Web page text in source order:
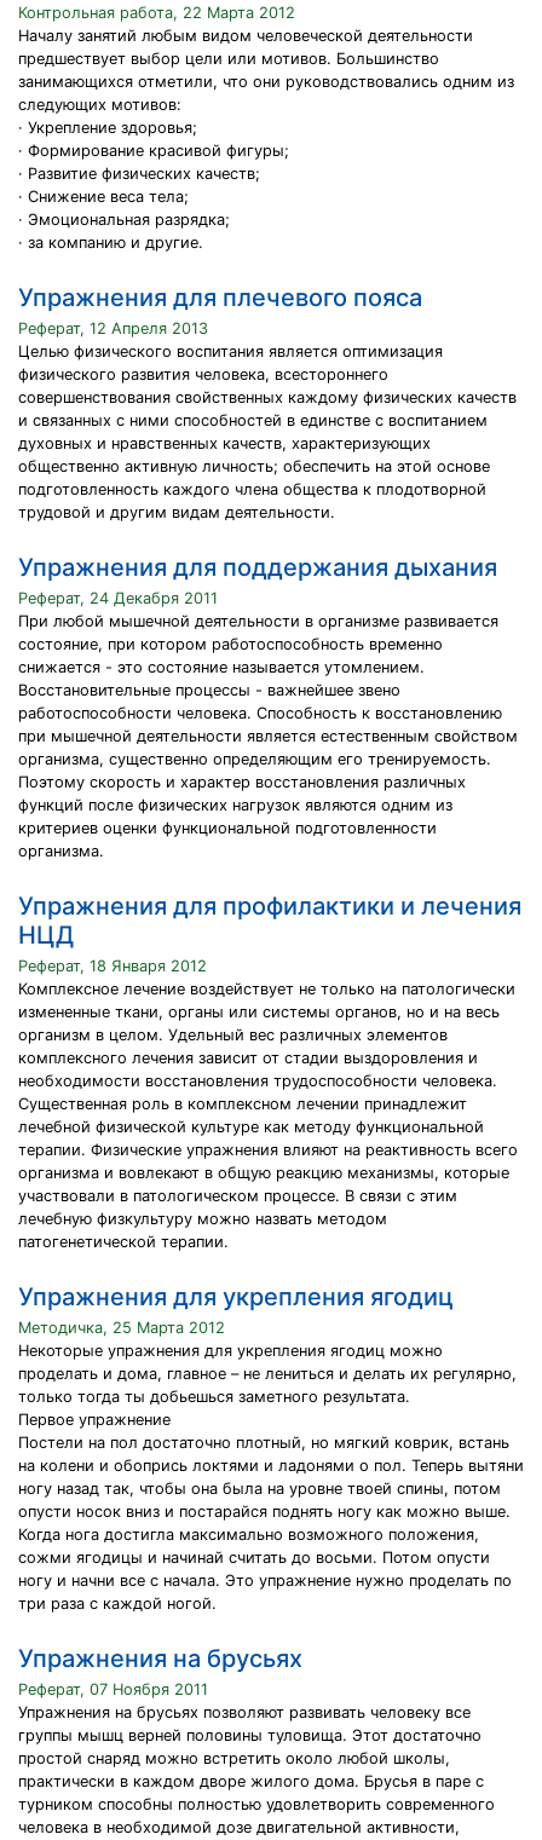
Контрольная работа, 22 Марта 2012
Началу занятий любым видом человеческой деятельности
предшествует выбор цели или мотивов. Большинство
занимающихся отметили, что они руководствовались одним из
следующих мотивов:
· Укрепление здоровья;
· Формирование красивой фигуры;
· Развитие физических качеств;
· Снижение веса тела;
· Эмоциональная разрядка;
· за компанию и другие.
Упражнения для плечевого пояса
Реферат, 12 Апреля 2013
Целью физического воспитания является оптимизация
физического развития человека, всестороннего
совершенствования свойственных каждому физических качеств
и связанных с ними способностей в единстве с воспитанием
духовных и нравственных качеств, характеризующих
общественно активную личность; обеспечить на этой основе
подготовленность каждого члена общества к плодотворной
трудовой и другим видам деятельности.
Упражнения для поддержания дыхания
Реферат, 24 Декабря 2011
При любой мышечной деятельности в организме развивается
состояние, при котором работоспособность временно
снижается - это состояние называется утомлением.
Восстановительные процессы - важнейшее звено
работоспособности человека. Способность к восстановлению
при мышечной деятельности является естественным свойством
организма, существенно определяющим его тренируемость.
Поэтому скорость и характер восстановления различных
функций после физических нагрузок являются одним из
критериев оценки функциональной подготовленности
организма.
Упражнения для профилактики и лечения
НЦД
Реферат, 18 Января 2012
Комплексное лечение воздействует не только на патологически
измененные ткани, органы или системы органов, но и на весь
организм в целом. Удельный вес различных элементов
комплексного лечения зависит от стадии выздоровления и
необходимости восстановления трудоспособности человека.
Существенная роль в комплексном лечении принадлежит
лечебной физической культуре как методу функциональной
терапии. Физические упражнения влияют на реактивность всего
организма и вовлекают в общую реакцию механизмы, которые
участвовали в патологическом процессе. В связи с этим
лечебную физкультуру можно назвать методом
патогенетической терапии.
Упражнения для укрепления ягодиц
Методичка, 25 Марта 2012
Некоторые упражнения для укрепления ягодиц можно
проделать и дома, главное – не лениться и делать их регулярно,
только тогда ты добьешься заметного результата.
Первое упражнение
Постели на пол достаточно плотный, но мягкий коврик, встань
на колени и обопрись локтями и ладонями о пол. Теперь вытяни
ногу назад так, чтобы она была на уровне твоей спины, потом
опусти носок вниз и постарайся поднять ногу как можно выше.
Когда нога достигла максимально возможного положения,
сожми ягодицы и начинай считать до восьми. Потом опусти
ногу и начни все с начала. Это упражнение нужно проделать по
три раза с каждой ногой.
Упражнения на брусьях
Реферат, 07 Ноября 2011
Упражнения на брусьях позволяют развивать человеку все
группы мышц верней половины туловища. Этот достаточно
простой снаряд можно встретить около любой школы,
практически в каждом дворе жилого дома. Брусья в паре с
турником способны полностью удовлетворить современного
человека в необходимой дозе двигательной активности,